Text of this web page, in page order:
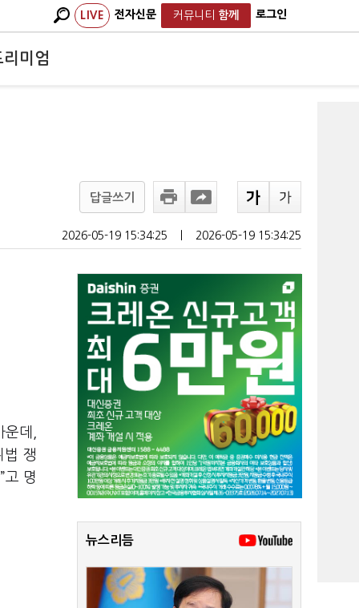
LIVE 전자신문 커뮤니티 함께 로그인
리미엄
답글쓰기
2026-05-19 15:34:25 2026-05-19 15:34:25
데
법 쟁
고 명
뉴스리듬